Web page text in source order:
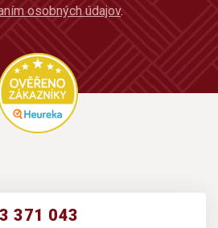
osobných údajov.
371 043